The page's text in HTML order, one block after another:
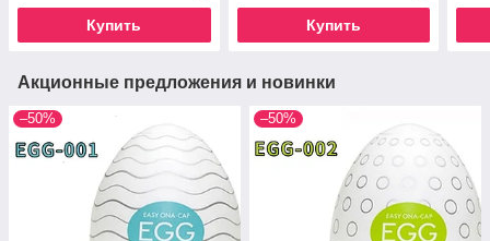
Купить Купить
Акционные предложения и новинки
–50% –50%